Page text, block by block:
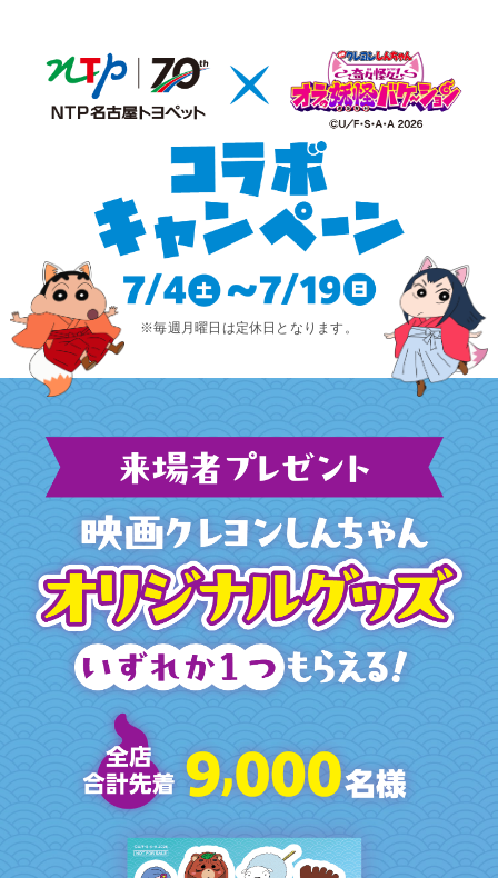
※毎週月曜日は定休日となります。